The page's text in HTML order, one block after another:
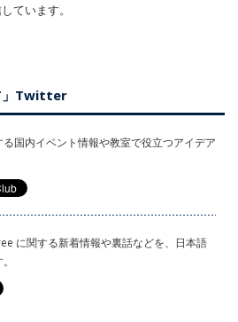
ています。
」Twitter
国内イベント情報や教室で役立つアイデア
に関する新着情報や裏話などを、日本語